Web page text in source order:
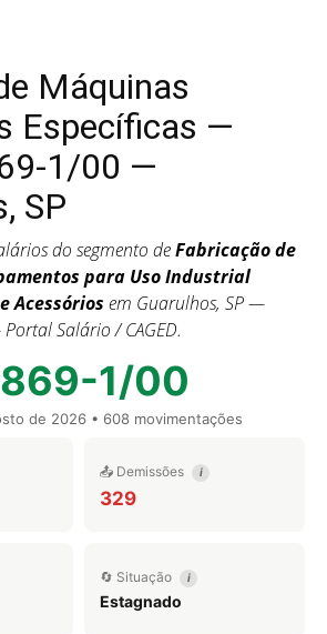
Máquinas
Específicas —
1/00 —
SP
do segmento deFabricação de
para Uso Industrial
Acessórios em Guarulhos, SP —
Salário / CAGED.
1/00
de 2026 • 608 movimentações
📤 Demissões i
329
🔄 Situação i
Estagnado